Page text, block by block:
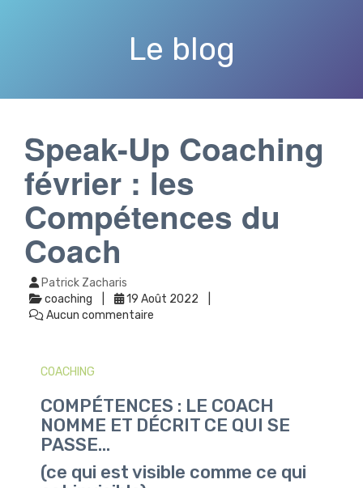
Le blog
Speak-Up Coaching
février : les
Compétences du
Coach
Patrick Zacharis
coaching
19 Août 2022
Aucun commentaire
COACHING
COMPÉTENCES : LE COACH
NOMME ET DÉCRIT CE QUI SE
PASSE...
(ce qui est visible comme ce qui